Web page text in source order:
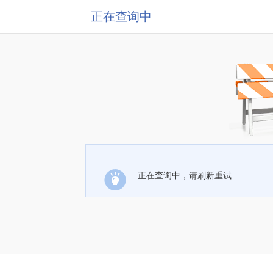
正在查询中
正在查询中，请刷新重试